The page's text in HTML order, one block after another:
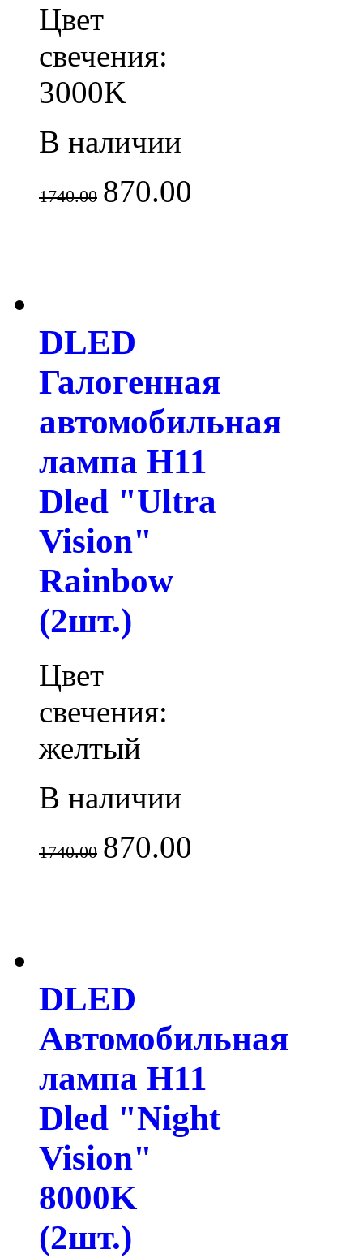
Цвет
свечения:
3000K
В наличии
1740.00 870.00
DLED
Галогенная
автомобильная
лампа H11
Dled "Ultra
Vision"
Rainbow
(2шт.)
Цвет
свечения:
желтый
В наличии
1740.00 870.00
DLED
Автомобильная
лампа H11
Dled "Night
Vision"
8000K
(2шт.)